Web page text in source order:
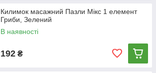
Килимок масажний Пазли Мікс 1 елемент
Гриби, Зелений
В наявності
192 ₴